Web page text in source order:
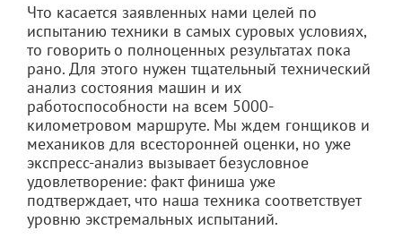
Что касается заявленных нами целей по
испытанию техники в самых суровых условиях,
то говорить о полноценных результатах пока
рано. Для этого нужен тщательный технический
анализ состояния машин и их
работоспособности на всем 5000-
километровом маршруте. Мы ждем гонщиков и
механиков для всесторонней оценки, но уже
экспресс-анализ вызывает безусловное
удовлетворение: факт финиша уже
подтверждает, что наша техника соответствует
уровню экстремальных испытаний.